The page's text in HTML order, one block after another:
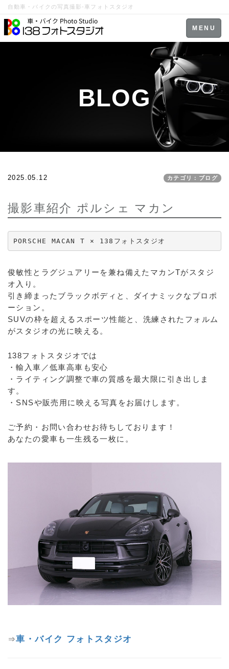
自動車・バイクの写真撮影-車フォトスタジオ
Toggle
navigation
MENU
BLOG
2025.05.12 カテゴリ：ブログ
撮影車紹介 ポルシェ マカン
PORSCHE MACAN T × 138フォトスタジオ
俊敏性とラグジュアリーを兼ね備えたマカンTがスタジ
オ入り。
引き締まったブラックボディと、ダイナミックなプロポ
ーション。
SUVの枠を超えるスポーツ性能と、洗練されたフォルム
がスタジオの光に映える。
138フォトスタジオでは
・輸入車／低車高車も安心
・ライティング調整で車の質感を最大限に引き出しま
す。
・SNSや販売用に映える写真をお届けします。
ご予約・お問い合わせお待ちしております！
あなたの愛車も一生残る一枚に。
⇒車・バイク フォトスタジオ